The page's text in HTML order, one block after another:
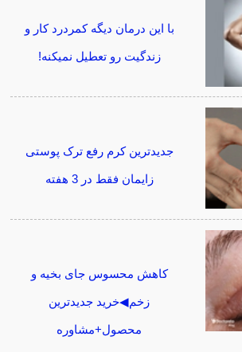
با این درمان دیگه کمردرد کار و
زندگیت رو تعطیل نمیکنه!
جدیدترین کرم رفع ترک پوستی
زایمان فقط در 3 هفته
کاهش محسوس جای بخیه و
زخم◀خرید جدیدترین
محصول+مشاوره